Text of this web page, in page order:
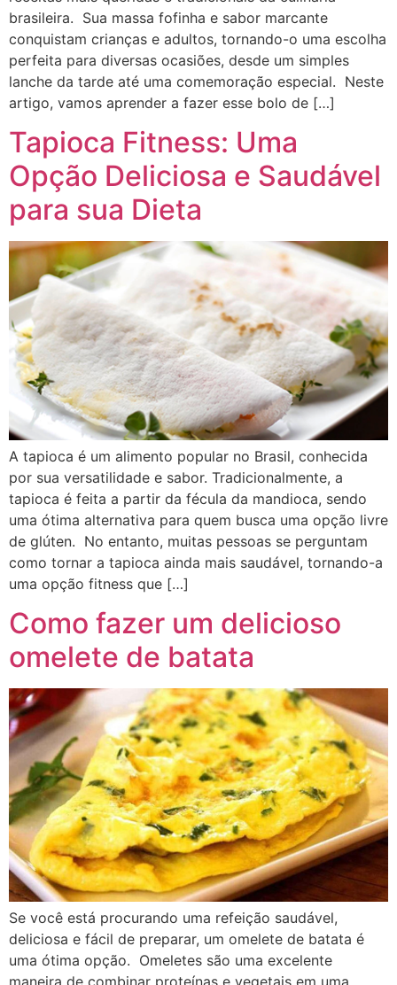
brasileira. Sua massa fofinha e sabor marcante
conquistam crianças e adultos, tornando-o uma escolha
perfeita para diversas ocasiões, desde um simples
lanche da tarde até uma comemoração especial. Neste
artigo, vamos aprender a fazer esse bolo de […]
Tapioca Fitness: Uma
Opção Deliciosa e Saudável
para sua Dieta
A tapioca é um alimento popular no Brasil, conhecida
por sua versatilidade e sabor. Tradicionalmente, a
tapioca é feita a partir da fécula da mandioca, sendo
uma ótima alternativa para quem busca uma opção livre
de glúten. No entanto, muitas pessoas se perguntam
como tornar a tapioca ainda mais saudável, tornando-a
uma opção fitness que […]
Como fazer um delicioso
omelete de batata
Se você está procurando uma refeição saudável,
deliciosa e fácil de preparar, um omelete de batata é
uma ótima opção. Omeletes são uma excelente
maneira de combinar proteínas e vegetais em uma